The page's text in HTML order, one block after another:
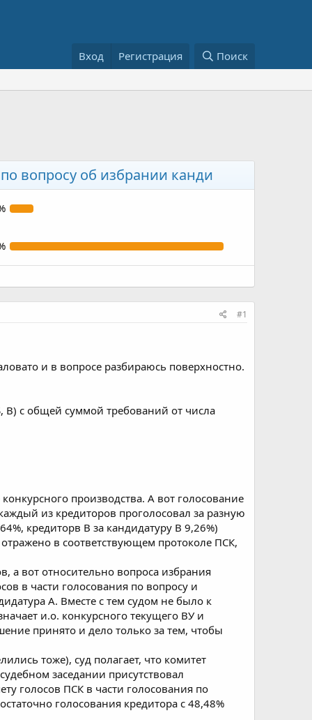
Вход Регистрация Поиск
вопросу об избрании канди
#1
и в вопросе разбираюсь поверхностно.
В) с общей суммой требований от числа
производства. А вот голосование
из кредиторов проголосовал за разную
кредиторв В за кандидатуру В 9,26%)
в соответствующем протоколе ПСК,
а вот относительно вопроса избрания
в части голосования по вопросу и
А. Вместе с тем судом не было к
и.о. конкурсного текущего ВУ и
принято и дело только за тем, чтобы
тоже), суд полагает, что комитет
заседании присутствовал
голосов ПСК в части голосования по
голосования кредитора с 48,48%